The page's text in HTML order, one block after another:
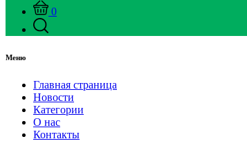
0
Меню
Главная страница
Новости
Категории
О нас
Контакты